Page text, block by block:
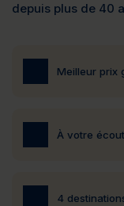
depuis plus de 40
Meilleur prix
À votre
4